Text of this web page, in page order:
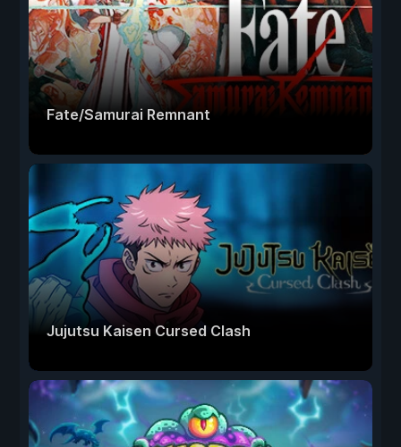
Fate/Samurai Remnant
Jujutsu Kaisen Cursed Clash